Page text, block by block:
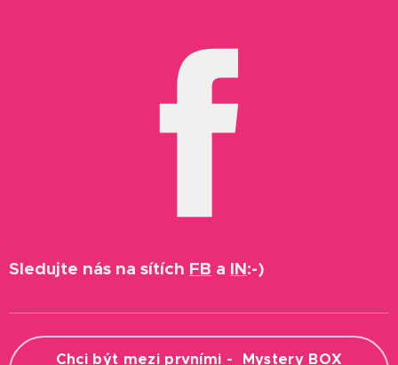
Sledujte nás na sítích FB a IN:-)
Chci být mezi prvními - Mystery BOX